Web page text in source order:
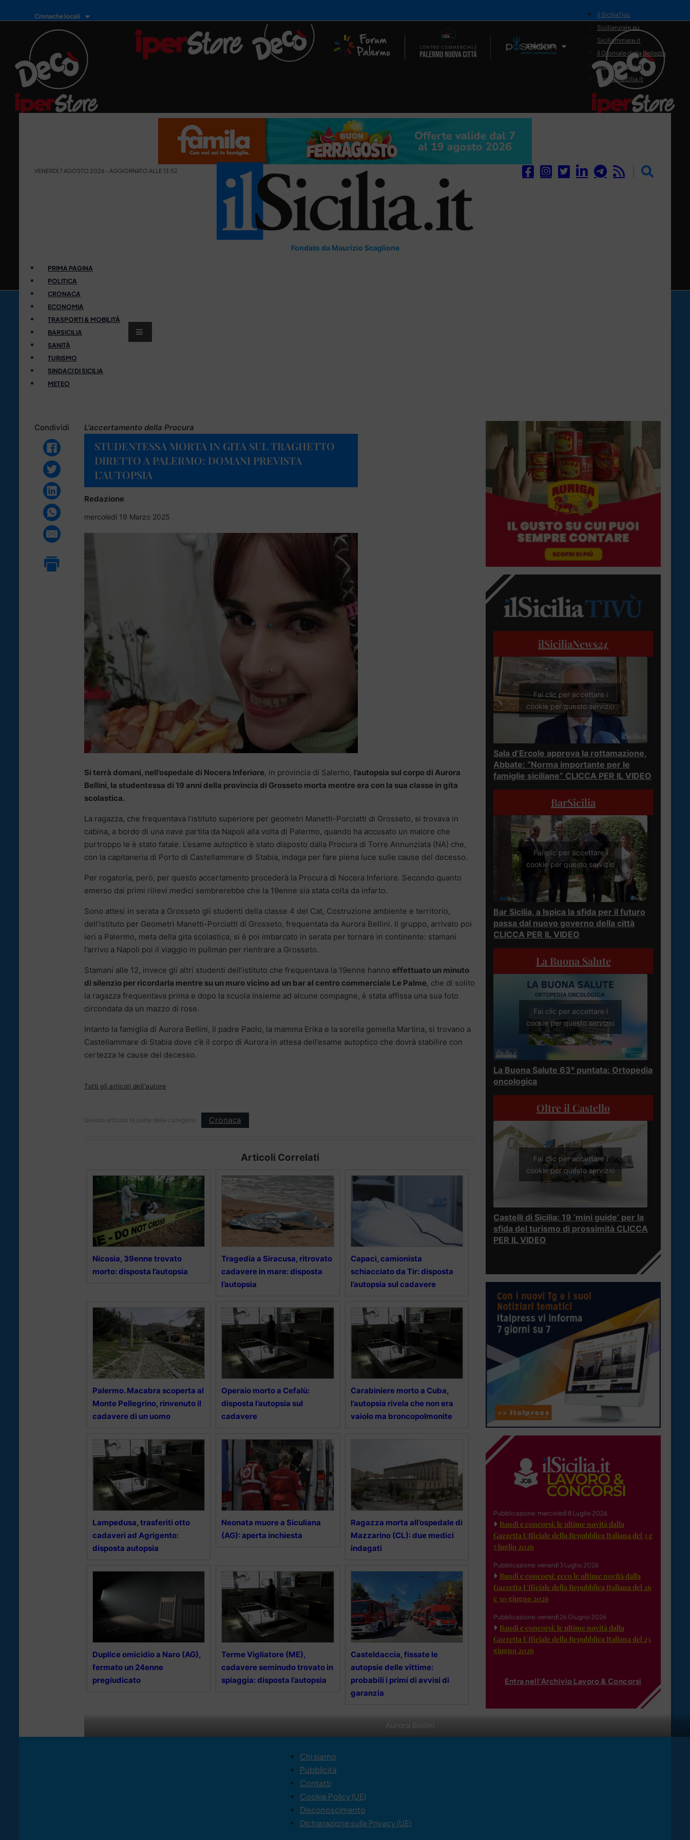
Cronache locali
Il Network
il SiciliaTivù
Siciliarurale.eu
Siciliammare.it
Il Giornale della Bellezza
Siciliamedica.it
Sanitainsicilia.it
VENERDÌ 7 AGOSTO 2026 - AGGIORNATO ALLE 13:52
Fondato da Maurizio Scaglione
PRIMA PAGINA
POLITICA
CRONACA
ECONOMIA
TRASPORTI & MOBILITÀ
BARSICILIA
SANITÀ
TURISMO
SINDACI DI SICILIA
METEO
Condividi L'accertamento della Procura
STUDENTESSA MORTA IN GITA SUL TRAGHETTO
DIRETTO A PALERMO: DOMANI PREVISTA
L’AUTOPSIA
Redazione
mercoledì 19 Marzo 2025
Aurora Bellini
Si terrà domani, nell’ospedale di Nocera Inferiore, in provincia di Salerno, l’autopsia sul corpo di Aurora
Bellini, la studentessa di 19 anni della provincia di Grosseto morta mentre era con la sua classe in gita
scolastica.
La ragazza, che frequentava l’istituto superiore per geometri Manetti-Porciatti di Grosseto, si trovava in
cabina, a bordo di una nave partita da Napoli alla volta di Palermo, quando ha accusato un malore che
purtroppo le è stato fatale. L’esame autoptico è stato disposto dalla Procura di Torre Annunziata (NA) che,
con la capitaneria di Porto di Castellammare di Stabia, indaga per fare piena luce sulle cause del decesso.
Per rogatoria, però, per questo accertamento procederà la Procura di Nocera Inferiore. Secondo quanto
emerso dai primi rilievi medici sembrerebbe che la 19enne sia stata colta da infarto.
Sono attesi in serata a Grosseto gli studenti della classe 4 del Cat, Costruzione ambiente e territorio,
dell’istituto per Geometri Manetti-Porciatti di Grosseto, frequentata da Aurora Bellini. Il gruppo, arrivato poi
ieri a Palermo, meta della gita scolastica, si è poi imbarcato in serata per tornare in continente: stamani
l’arrivo a Napoli poi il viaggio in pullman per rientrare a Grosseto.
Stamani alle 12, invece gli altri studenti dell’istituto che frequentava la 19enne hanno effettuato un minuto
di silenzio per ricordarla mentre su un muro vicino ad un bar al centro commerciale Le Palme, che di solito
la ragazza frequentava prima e dopo la scuola insieme ad alcune compagne, è stata affissa una sua foto
circondata da un mazzo di rose.
Intanto la famiglia di Aurora Bellini, il padre Paolo, la mamma Erika e la sorella gemella Martina, si trovano a
Castellammare di Stabia dove c’è il corpo di Aurora in attesa dell’esame autoptico che dovrà stabilire con
certezza le cause del decesso.
Tutti gli articoli dell'autore
Questo articolo fa parte delle categorie: Cronaca
Articoli Correlati
Nicosia, 39enne trovato
morto: disposta l’autopsia
Tragedia a Siracusa, ritrovato
cadavere in mare: disposta
l’autopsia
Capaci, camionista
schiacciato da Tir: disposta
l’autopsia sul cadavere
Palermo. Macabra scoperta al
Monte Pellegrino, rinvenuto il
cadavere di un uomo
Operaio morto a Cefalù:
disposta l’autopsia sul
cadavere
Carabiniere morto a Cuba,
l’autopsia rivela che non era
vaiolo ma broncopolmonite
Lampedusa, trasferiti otto
cadaveri ad Agrigento:
disposta autopsia
Neonata muore a Siculiana
(AG): aperta inchiesta
Ragazza morta all’ospedale di
Mazzarino (CL): due medici
indagati
Duplice omicidio a Naro (AG),
fermato un 24enne
pregiudicato
Terme Vigliatore (ME),
cadavere seminudo trovato in
spiaggia: disposta l’autopsia
Casteldaccia, fissate le
autopsie delle vittime:
probabili i primi di avvisi di
garanzia
ilSiciliaNews24
Fai clic per accettare i
cookie per questo servizio
Sala d’Ercole approva la rottamazione,
Abbate: “Norma importante per le
famiglie siciliane” CLICCA PER IL VIDEO
BarSicilia
Fai clic per accettare i
cookie per questo servizio
Bar Sicilia, a Ispica la sfida per il futuro
passa dal nuovo governo della città
CLICCA PER IL VIDEO
La Buona Salute
Fai clic per accettare i
cookie per questo servizio
La Buona Salute 63° puntata: Ortopedia
oncologica
Oltre il Castello
Fai clic per accettare i
cookie per questo servizio
Castelli di Sicilia: 19 ‘mini guide’ per la
sfida del turismo di prossimità CLICCA
PER IL VIDEO
Pubblicazione: mercoledì 8 Luglio 2026
Bandi e concorsi: le ultime novità dalla
Gazzetta Ufficiale della Repubblica Italiana del 3 e
7 luglio 2026
Pubblicazione: venerdì 3 Luglio 2026
Bandi e concorsi: ecco le ultime novità dalla
Gazzetta Ufficiale della Repubblica Italiana del 26
e 30 giugno 2026
Pubblicazione: venerdì 26 Giugno 2026
Bandi e concorsi: le ultime novità dalla
Gazzetta Ufficiale della Repubblica Italiana del 23
giugno 2026
Entra nell'Archivio Lavoro & Concorsi
Chi siamo
Pubblicità
Contatti
Cookie Policy (UE)
Disconoscimento
Dichiarazione sulla Privacy (UE)